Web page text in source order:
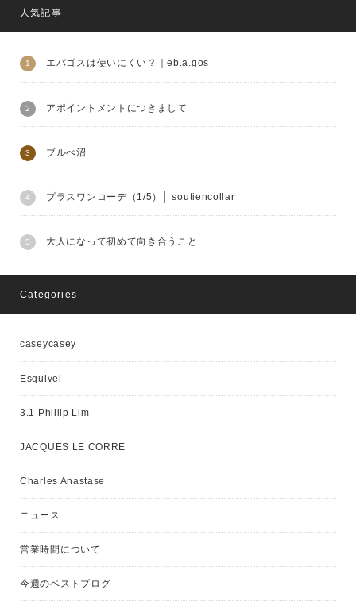
人気記事
エバゴスは使いにくい？｜eb.a.gos
アポイントメントにつきまして
ブルべ沼
プラスワンコーデ（1/5）│ soutiencollar
大人になって初めて向き合うこと
Categories
caseycasey
Esquivel
3.1 Phillip Lim
JACQUES LE CORRE
Charles Anastase
ニュース
営業時間について
今週のベストブログ